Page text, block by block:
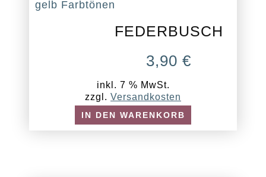
FEDERBUSCH
3,90€
inkl. 7 % MwSt.
zzgl. Versandkosten
IN DEN WARENKORB